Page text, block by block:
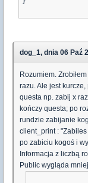
dog_1, dnia 06 Paź
Rozumiem.
razu. Ale jest
questa np. zabij x
kończy questa; po
rundzie zabijanie
client_print :
po zabiciu kogoś i
Informacja z liczbą
Public wygląda